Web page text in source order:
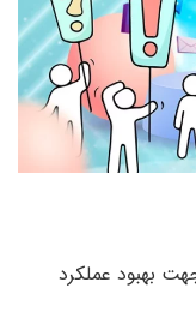
بهبود عملکرد